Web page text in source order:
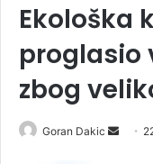
Ekološka
proglasio
zbog
Goran Dakic